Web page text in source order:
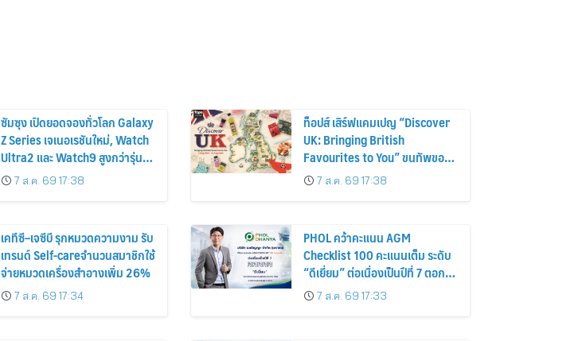
ซัมซุง เปิดยอดจองทั่วโลก Galaxy
Z Series เจเนอเรชันใหม่, Watch
Ultra2 และ Watch9 สูงกว่ารุ่น
ก่อนหน้ากว่า 30%
7 ส.ค. 69 17:38
ท็อปส์ เสิร์ฟแคมเปญ “Discover
UK: Bringing British
Favourites to You” ขนทัพของ
อร่อยและไอเท็มฮิตจากสหราช
อาณาจักร ส่งตรงถึงมือตั้งแต่วัน
7 ส.ค. 69 17:38
เคทีซี–เจซีบี รุกหมวดความงาม รับ
เทรนด์ Self-careจำนวนสมาชิกใช้
จ่ายหมวดเครื่องสำอางเพิ่ม 26%
7 ส.ค. 69 17:34
PHOL คว้าคะแนน AGM
Checklist 100 คะแนนเต็ม ระดับ
“ดีเยี่ยม” ต่อเนื่องเป็นปีที่ 7 ตอกย้ำ
การดำเนินธุรกิจตามหลักธรรมาภิ
บาล โปร่งใส สร้างความเชื่อมั่นผู้
7 ส.ค. 69 17:33